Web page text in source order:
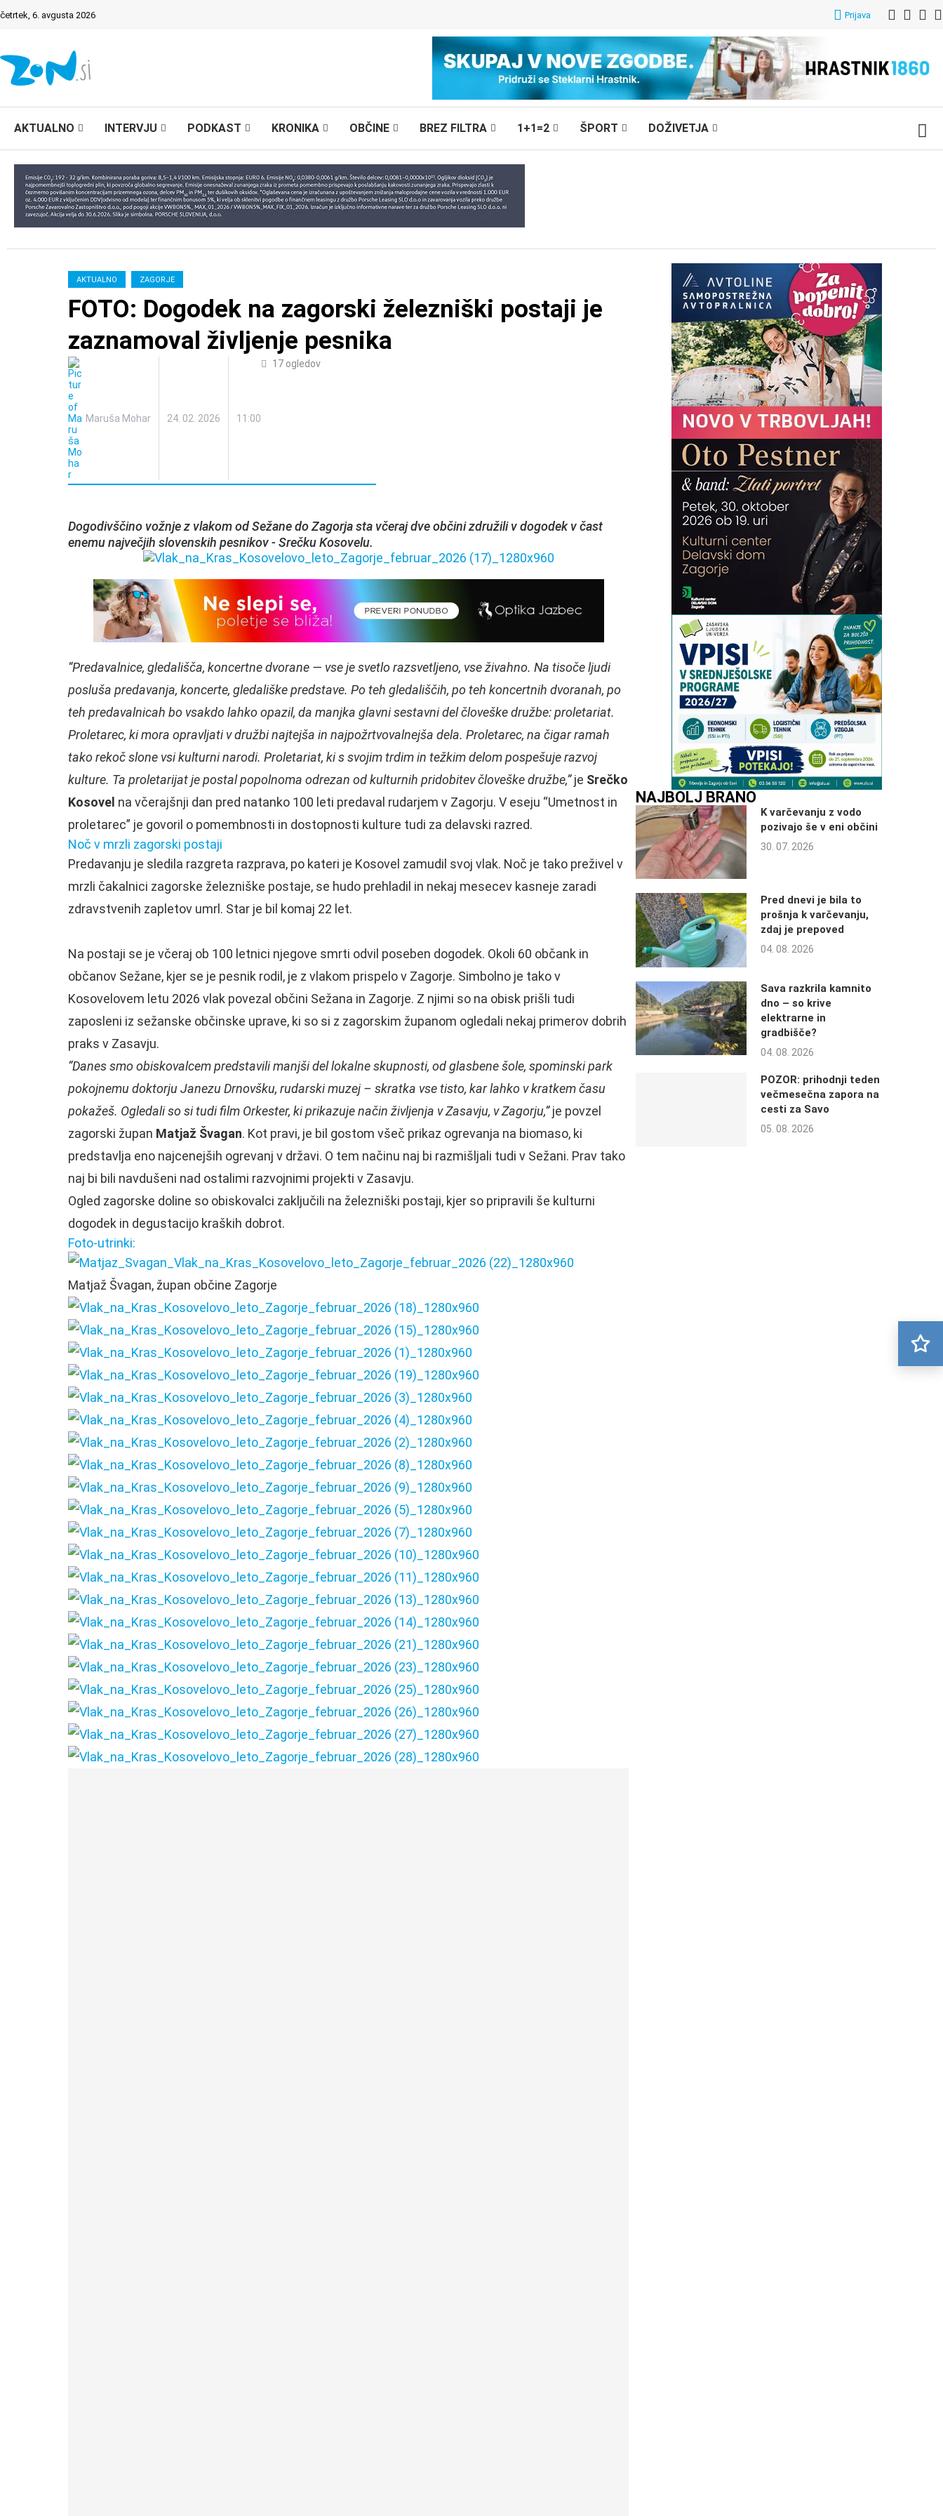
četrtek, 6. avgusta 2026 Prijava
AKTUALNO INTERVJU PODKAST KRONIKA OBČINE BREZ FILTRA 1+1=2 ŠPORT DOŽIVETJA
AKTUALNO ZAGORJE
FOTO: Dogodek na zagorski železniški postaji je
zaznamoval življenje pesnika
Maruša Mohar 24. 02. 2026 11:00
17 ogledov
Dogodivščino vožnje z vlakom od Sežane do Zagorja sta včeraj dve občini združili v dogodek v čast
enemu največjih slovenskih pesnikov - Srečku Kosovelu.
“Predavalnice, gledališča, koncertne dvorane — vse je svetlo razsvetljeno, vse živahno. Na tisoče ljudi
posluša predavanja, koncerte, gledališke predstave. Po teh gledališčih, po teh koncertnih dvoranah, po
teh predavalnicah bo vsakdo lahko opazil, da manjka glavni sestavni del človeške družbe: proletariat.
Proletarec, ki mora opravljati v družbi najtejša in najpožrtvovalnejša dela. Proletarec, na čigar ramah
tako rekoč slone vsi kulturni narodi. Proletariat, ki s svojim trdim in težkim delom pospešuje razvoj
kulture. Ta proletarijat je postal popolnoma odrezan od kulturnih pridobitev človeške družbe,”je Srečko
Kosovel na včerajšnji dan pred natanko 100 leti predaval rudarjem v Zagorju. V eseju “Umetnost in
proletarec” je govoril o pomembnosti in dostopnosti kulture tudi za delavski razred.
Noč v mrzli zagorski postaji
Predavanju je sledila razgreta razprava, po kateri je Kosovel zamudil svoj vlak. Noč je tako preživel v
mrzli čakalnici zagorske železniške postaje, se hudo prehladil in nekaj mesecev kasneje zaradi
zdravstvenih zapletov umrl. Star je bil komaj 22 let.
Na postaji se je včeraj ob 100 letnici njegove smrti odvil poseben dogodek. Okoli 60 občank in
občanov Sežane, kjer se je pesnik rodil, je z vlakom prispelo v Zagorje. Simbolno je tako v
Kosovelovem letu 2026 vlak povezal občini Sežana in Zagorje. Z njimi so na obisk prišli tudi
zaposleni iz sežanske občinske uprave, ki so si z zagorskim županom ogledali nekaj primerov dobrih
praks v Zasavju.
“Danes smo obiskovalcem predstavili manjši del lokalne skupnosti, od glasbene šole, spominski park
pokojnemu doktorju Janezu Drnovšku, rudarski muzej – skratka vse tisto, kar lahko v kratkem času
pokažeš. Ogledali so si tudi film Orkester, ki prikazuje način življenja v Zasavju, v Zagorju,”je povzel
zagorski župan Matjaž Švagan. Kot pravi, je bil gostom všeč prikaz ogrevanja na biomaso, ki
predstavlja eno najcenejših ogrevanj v državi. O tem načinu naj bi razmišljali tudi v Sežani. Prav tako
naj bi bili navdušeni nad ostalimi razvojnimi projekti v Zasavju.
Ogled zagorske doline so obiskovalci zaključili na železniški postaji, kjer so pripravili še kulturni
dogodek in degustacijo kraških dobrot.
Foto-utrinki:
Matjaž Švagan, župan občine Zagorje
NAJBOLJ BRANO
K varčevanju z vodo
pozivajo še v eni občini
30. 07. 2026
Pred dnevi je bila to
prošnja k varčevanju,
zdaj je prepoved
04. 08. 2026
Sava razkrila kamnito
dno – so krive
elektrarne in
gradbišče?
04. 08. 2026
POZOR: prihodnji teden
večmesečna zapora na
cesti za Savo
05. 08. 2026